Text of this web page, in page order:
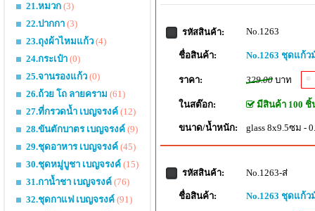
21.หมวก (3)
22.ปากกา (3)
23.ถุงผ้าไหมแก้ว (4)
24.กระเป๋า (0)
25.จานรองแก้ว (0)
26.ถ้วย โถ ลายคราม (61)
27.ที่กรวดน้ำ เบญจรงค์ (12)
28.ขันตักบาตร เบญจรงค์ (9)
29.ชุดอาหาร เบญจรงค์ (45)
30.ชุดหมู่บูชา เบญจรงค์ (15)
31.กาน้ำชา เบญจรงค์ (76)
32.ชุดกาแฟ เบญจรงค์ (91)
รหัสสินค้า: No.1263
ชื่อสินค้า: No.1263 ชุดแก้
ราคา: 329.00 บาท
ในสต๊อก: มีสินค้า 100 ชิ้
ขนาด/น้ำหนัก: glass 8x9.5ซม -
รหัสสินค้า: No.1263-ส่
ชื่อสินค้า: No.1263 ชุดแก้